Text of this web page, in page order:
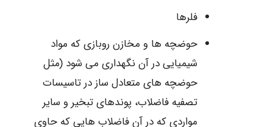
فلرها
حوضچه ها و مخازن روبازی که مواد
شیمیایی در آن نگهداری می شود (مثل
حوضچه های متعادل ساز در تاسیسات
تصفیه فاضلاب، پوندهای تبخیر و سایر
مواردی که در آن فاضلاب هایی که حاوی